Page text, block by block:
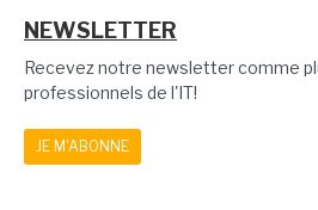
NEWSLETTER
Recevez notre newsletter comme
professionnels de l'IT!
JE M'ABONNE